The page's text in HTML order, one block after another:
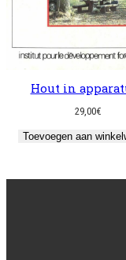
Hout in
29,00€
Toevoegen aan